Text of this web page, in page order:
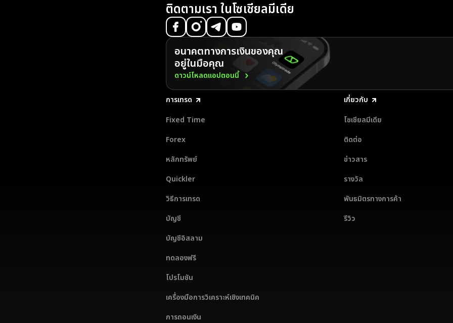
ติดตามเรา ในโซเชียลมีเดีย
อนาคตทางการเงินของคุณ
อยู่ในมือคุณ
ดาวน์โหลดแอปตอนนี้
การเทรด
Fixed Time
Forex
หลักทรัพย์
Quickler
วิธีการเทรด
บัญชี
บัญชีอิสลาม
ทดลองฟรี
โปรโมชัน
เครื่องมือการวิเคราะห์เชิงเทคนิค
การถอนเงิน
เกี่ยวกับ
โซเชียลมีเดีย
ติดต่อ
ข่าวสาร
รางวัล
พันธมิตรทางการค้า
รีวิว